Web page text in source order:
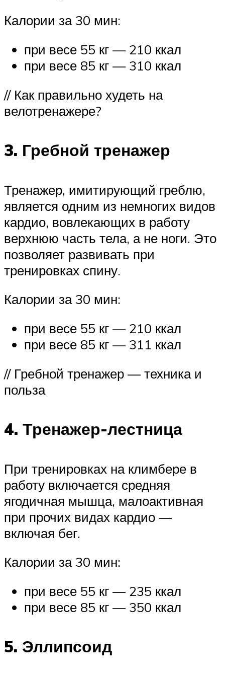
Калории за 30 мин:
при весе 55 кг — 210 ккал
при весе 85 кг — 310 ккал
// Как правильно худеть на
велотренажере?
3. Гребной тренажер
Тренажер, имитирующий греблю,
является одним из немногих видов
кардио, вовлекающих в работу
верхнюю часть тела, а не ноги. Это
позволяет развивать при
тренировках спину.
Калории за 30 мин:
при весе 55 кг — 210 ккал
при весе 85 кг — 311 ккал
// Гребной тренажер — техника и
польза
4. Тренажер-лестница
При тренировках на климбере в
работу включается средняя
ягодичная мышца, малоактивная
при прочих видах кардио —
включая бег.
Калории за 30 мин:
при весе 55 кг — 235 ккал
при весе 85 кг — 350 ккал
5. Эллипсоид